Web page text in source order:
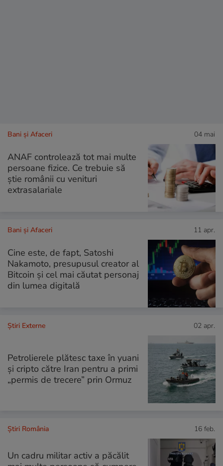
Bani și Afaceri 04 mai
ANAF controlează tot mai multe
persoane fizice. Ce trebuie să
știe românii cu venituri
extrasalariale
Bani și Afaceri 11 apr.
Cine este, de fapt, Satoshi
Nakamoto, presupusul creator al
Bitcoin și cel mai căutat personaj
din lumea digitală
Știri Externe 02 apr.
Petrolierele plătesc taxe în yuani
și cripto către Iran pentru a primi
„permis de trecere” prin Ormuz
Știri România 16 feb.
Un cadru militar activ a păcălit